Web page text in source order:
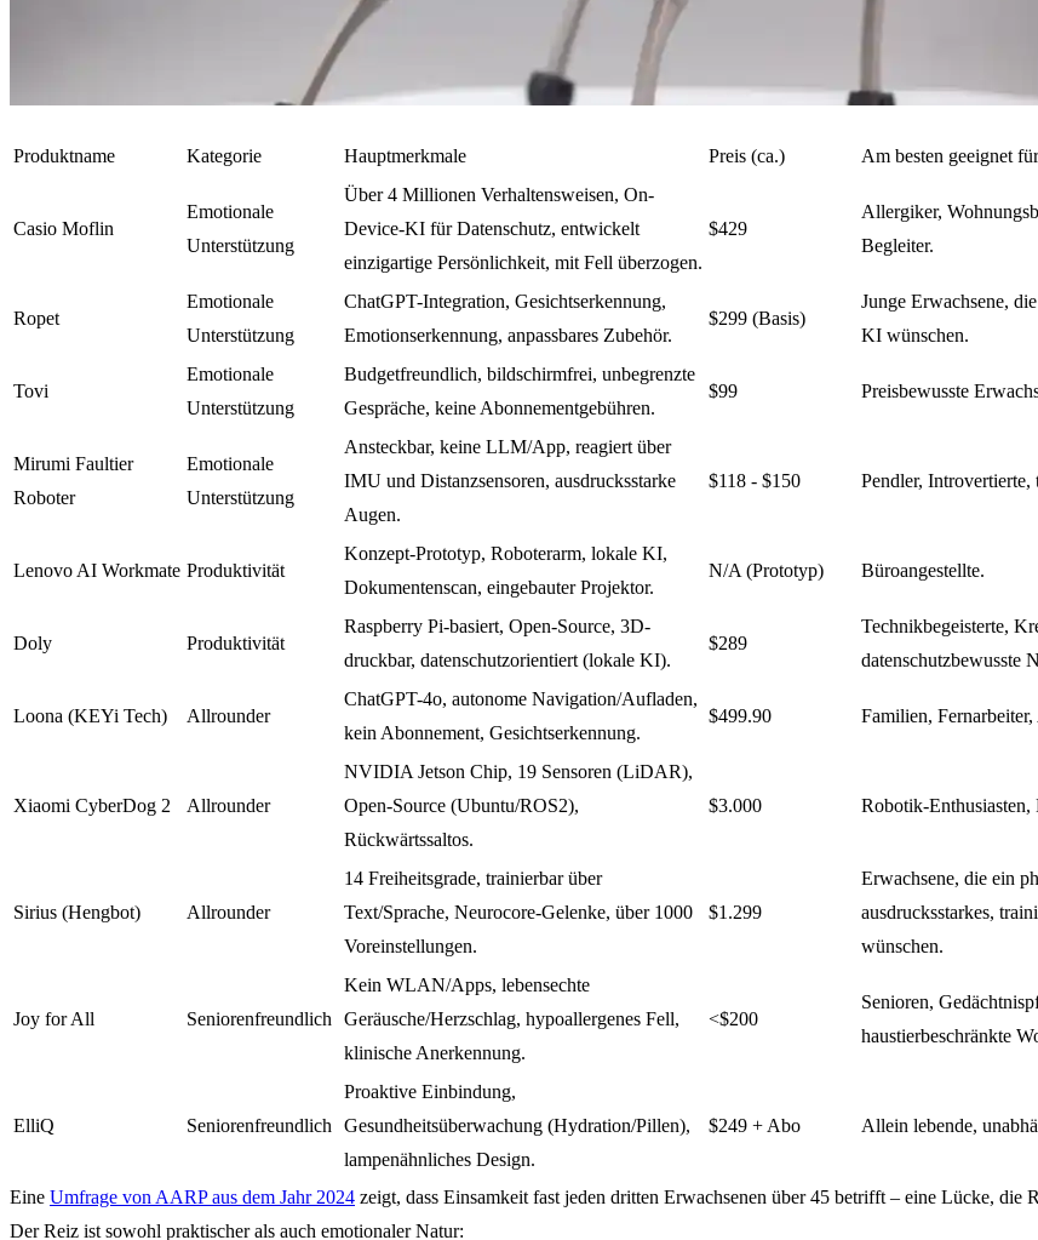
Produktname Kategorie Hauptmerkmale Preis (ca.) Am besten geeignet für
Casio Moflin
Emotionale
Unterstützung
Über 4 Millionen Verhaltensweisen, On-
Device-KI für Datenschutz, entwickelt
einzigartige Persönlichkeit, mit Fell überzogen.
$429
Allergiker,
Begleiter.
Ropet
Emotionale
Unterstützung
ChatGPT-Integration, Gesichtserkennung,
Emotionserkennung, anpassbares Zubehör.
$299 (Basis)
Junge Erwachsene,
KI wünschen.
Tovi
Emotionale
Unterstützung
Budgetfreundlich, bildschirmfrei, unbegrenzte
Gespräche, keine Abonnementgebühren.
$99 Preisbewusste
Mirumi Faultier
Roboter
Emotionale
Unterstützung
Ansteckbar, keine LLM/App, reagiert über
IMU und Distanzsensoren, ausdrucksstarke
Augen.
$118 - $150 Pendler, Introvertierte,
Lenovo AI Workmate Produktivität
Konzept-Prototyp, Roboterarm, lokale KI,
Dokumentenscan, eingebauter Projektor.
N/A (Prototyp) Büroangestellte.
Doly Produktivität
Raspberry Pi-basiert, Open-Source, 3D-
druckbar, datenschutzorientiert (lokale KI).
$289
Technikbegeisterte,
datenschutzbewusste
Loona (KEYi Tech) Allrounder
ChatGPT-4o, autonome Navigation/Aufladen,
kein Abonnement, Gesichtserkennung.
$499.90 Familien,
Xiaomi CyberDog 2 Allrounder
NVIDIA Jetson Chip, 19 Sensoren (LiDAR),
Open-Source (Ubuntu/ROS2),
Rückwärtssaltos.
$3.000 Robotik-Enthusiasten,
Sirius (Hengbot) Allrounder
14 Freiheitsgrade, trainierbar über
Text/Sprache, Neurocore-Gelenke, über 1000
Voreinstellungen.
$1.299
Erwachsene, die ein
ausdrucksstarkes,
wünschen.
Joy for All Seniorenfreundlich
Kein WLAN/Apps, lebensechte
Geräusche/Herzschlag, hypoallergenes Fell,
klinische Anerkennung.
<$200
Senioren,
haustierbeschränkte
ElliQ Seniorenfreundlich
Proaktive Einbindung,
Gesundheitsüberwachung (Hydration/Pillen),
lampenähnliches Design.
$249 + Abo Allein lebende,
Eine Umfrage von AARP aus dem Jahr 2024 zeigt, dass Einsamkeit fast jeden dritten Erwachsenen über 45 betrifft – eine Lücke, die
Der Reiz ist sowohl praktischer als auch emotionaler Natur: